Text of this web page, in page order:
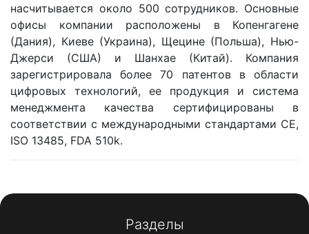
насчитывается около 500 сотрудников. Основные
офисы компании расположены в Копенгагене
(Дания), Киеве (Украина), Щецине (Польша), Нью-
Джерси (США) и Шанхае (Китай). Компания
зарегистрировала более 70 патентов в области
цифровых технологий, ее продукция и система
менеджмента качества сертифицированы в
соответствии с международными стандартами CE,
ISO 13485, FDA 510k.
Разделы